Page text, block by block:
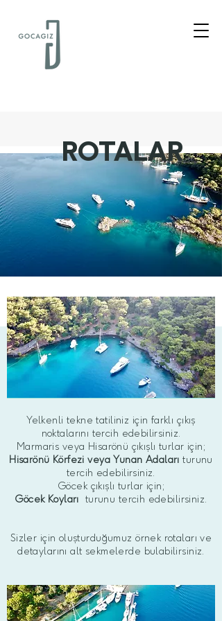
ROTALAR
Yelkenli tekne tatiliniz için farklı çıkış
noktalarını tercih edebilirsiniz.
Marmaris veya Hisarönü çıkışlı turlar için;
Hisarönü Körfezi veya Yunan Adaları turunu
tercih edebilirsiniz.
Göcek çıkışlı turlar için;
Göcek Koyları turunu tercih edebilirsiniz.
Sizler için oluşturduğumuz örnek rotaları ve
detaylarını alt sekmelerde bulabilirsiniz.